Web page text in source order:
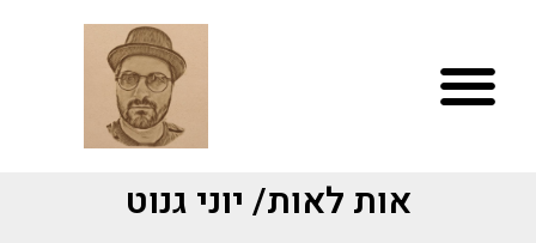
אות לאות/ יוני גנוט